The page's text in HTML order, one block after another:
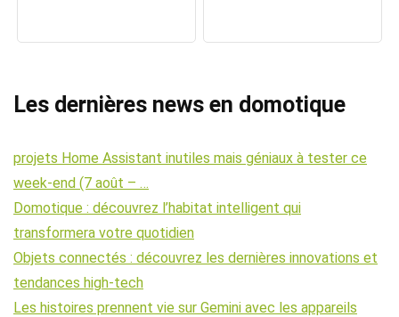
Les dernières news en domotique
projets Home Assistant inutiles mais géniaux à tester ce
week-end (7 août – …
Domotique : découvrez l’habitat intelligent qui
transformera votre quotidien
Objets connectés : découvrez les dernières innovations et
tendances high-tech
Les histoires prennent vie sur Gemini avec les appareils